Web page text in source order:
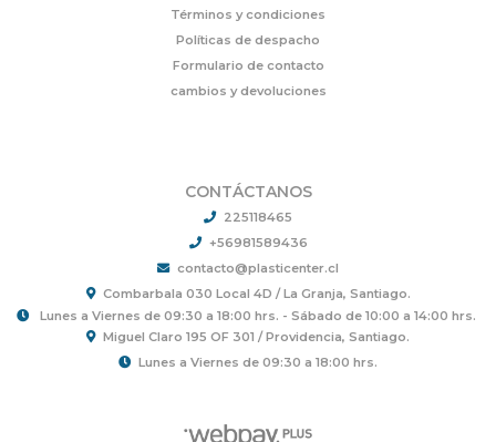
Términos y condiciones
Políticas de despacho
Formulario de contacto
cambios y devoluciones
CONTÁCTANOS
225118465
+56981589436
contacto@plasticenter.cl
Combarbala 030 Local 4D / La Granja, Santiago.
Lunes a Viernes de 09:30 a 18:00 hrs. - Sábado de 10:00 a 14:00 hrs.
Miguel Claro 195 OF 301 / Providencia, Santiago.
Lunes a Viernes de 09:30 a 18:00 hrs.